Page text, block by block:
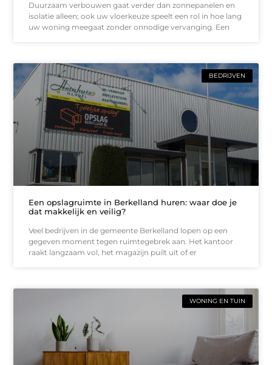
Duurzaam verbouwen gaat verder dan zonnepanelen en
isolatie alleen; ook uw vloerkeuze speelt een rol in hoe lang
uw woning meegaat zonder onnodige vervanging. Een
BEDRIJVEN
Een opslagruimte in Berkelland huren: waar doe je
dat makkelijk en veilig?
Veel bedrijven in de gemeente Berkelland lopen op een
gegeven moment tegen ruimtegebrek aan. Het kantoor
raakt langzaam vol, het magazijn puilt uit of er
WONING EN TUIN